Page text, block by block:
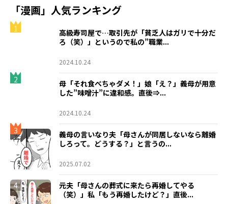
「漫画」人気ランキング
1
高級寿司屋で…取引先が「貧乏人はガリで十分だ
ろ（笑）」というので私の”職業...
2024.10.24
2
母「それ食べちゃダメ！」娘「え？」義母が用意
した”味噌汁”に違和感。直後⇒...
2024.10.24
3
義母の言いなり夫「母さんが同居しないなら離婚
しろって。どうする？」と言うの...
2025.07.02
4
元夫「母さんの葬式に来たら再婚してやる
（笑）」私「もう再婚したけど？」直後...